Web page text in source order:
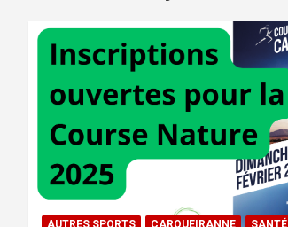
AUTRES SPORTS CARQUEIRANNE SANTÉ